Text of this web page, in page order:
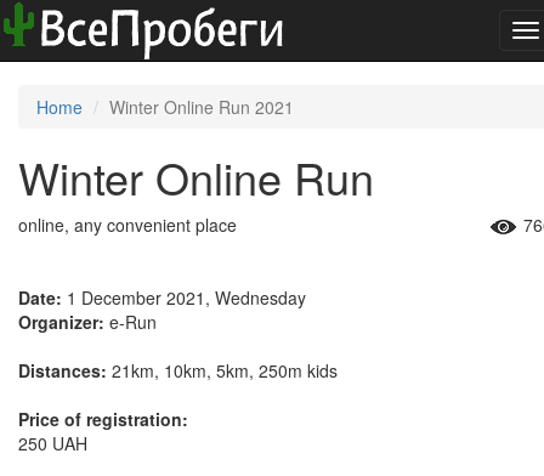
Home Winter Online Run 2021
Winter Online Run
online, any convenient place
Date: 1 December 2021, Wednesday
Organizer: e-Run
Distances: 21km, 10km, 5km, 250m kids
Price of registration:
250 UAH